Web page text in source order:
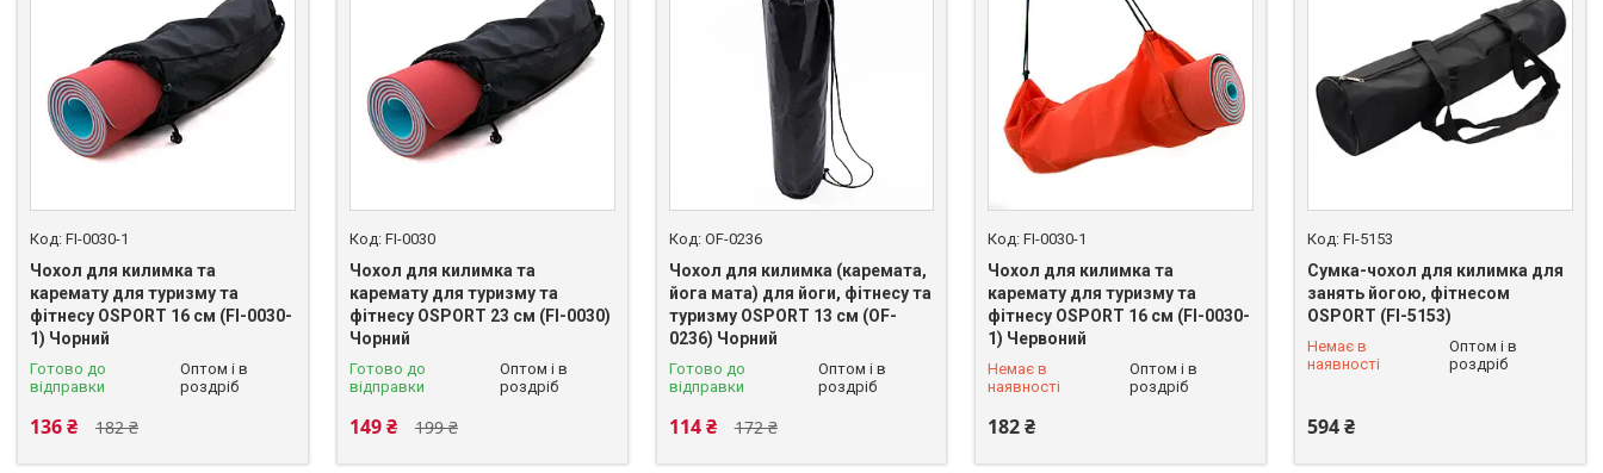
FI-0030-1
Чохол для килимка та
каремату для туризму та
фітнесу OSPORT 16 см (FI-0030-
1) Чорний
Готово до
відправки
Оптом і в
роздріб
182 ₴
136 ₴
FI-0030
Чохол для килимка та
каремату для туризму та
фітнесу OSPORT 23 см (FI-0030)
Чорний
Готово до
відправки
Оптом і в
роздріб
199 ₴
149 ₴
OF-0236
Чохол для килимка (каремата,
йога мата) для йоги, фітнесу та
туризму OSPORT 13 см (OF-
0236) Чорний
Готово до
відправки
Оптом і в
роздріб
172 ₴
114 ₴
FI-0030-1
Чохол для килимка та
каремату для туризму та
фітнесу OSPORT 16 см (FI-0030-
1) Червоний
Немає в
наявності
Оптом і в
роздріб
182 ₴
+380 (93) 625-49-82
FI-5153
Сумка-чохол для килимка для
занять йогою, фітнесом
OSPORT (FI-5153)
Немає в
наявності
Оптом і в
роздріб
594 ₴
+380 (93) 625-49-82